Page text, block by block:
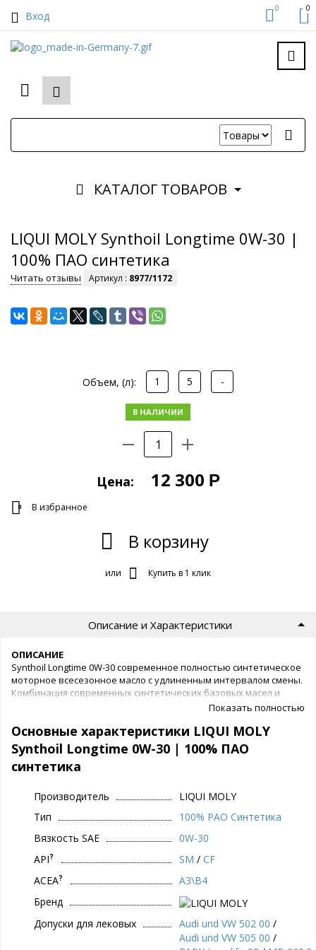
Вход
0 0
КАТАЛОГ ТОВАРОВ
LIQUI MOLY Synthoil Longtime 0W-30 |
100% ПАО синтетика
Читать отзывы Артикул : 8977/1172
Объем, (л): 1 5 -
В НАЛИЧИИ
Цена: 12 300 Р
0 В избранное
В корзину
или Купить в 1 клик
Описание и Характеристики
ОПИСАНИЕ
Synthoil Longtime 0W-30 современное полностью синтетическое
моторное всесезонное масло с удлиненным интервалом смены.
Комбинация современных синтетических базовых масел и
передовых технологий в области разработок присадок
высокую стабильность к сдвигу. Оно предотвращает
образование отложений в двигателе, снижает трение и
защищает от износа. Synthoil Longtime SAE 0W-30 подходит для
бензиновых и дизельных двигателей с турбонаддувом и
СВОЙСТВА
очень высокие показатели по экономии топлива
быстрое поступление масла к деталям двигателя при
низких температурах
отличная чистота двигателя
двигателя
очень высокая защита от износа и надежность
смазывания
высокая стабильность к сдвигу
высокая стабильность к высоким температурам
очень низкие потери масла на испарение
Показать полностью
Основные характеристики LIQUI MOLY
Synthoil Longtime 0W-30 | 100% ПАО
синтетика
Производитель
LIQUI MOLY
Тип
100% PAO Синтетика
Вязкость SAE
0W-30
API? SM / CF
ACEA?
A3\B4
Бренд
Допуски для лековых
Audi und VW 502 00 /
Audi und VW 505 00 /